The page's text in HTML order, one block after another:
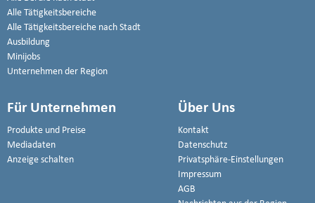
Alle Tätigkeitsbereiche
Alle Tätigkeitsbereiche nach Stadt
Ausbildung
Minijobs
Unternehmen der Region
Für Unternehmen
Produkte und Preise
Mediadaten
Anzeige schalten
Über Uns
Kontakt
Datenschutz
Privatsphäre-Einstellungen
Impressum
AGB